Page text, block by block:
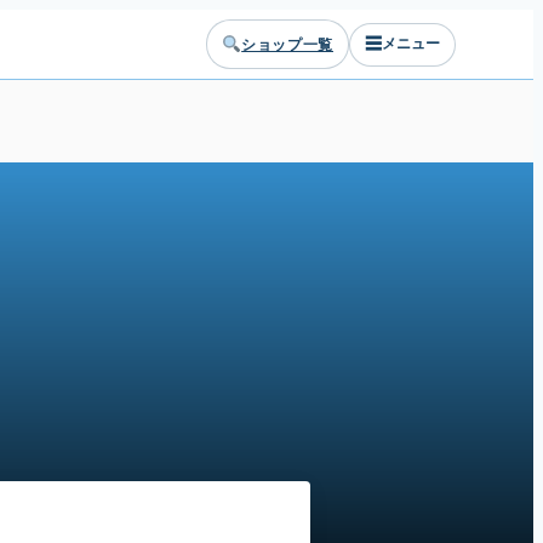
ショップ一覧 ☰メニュー